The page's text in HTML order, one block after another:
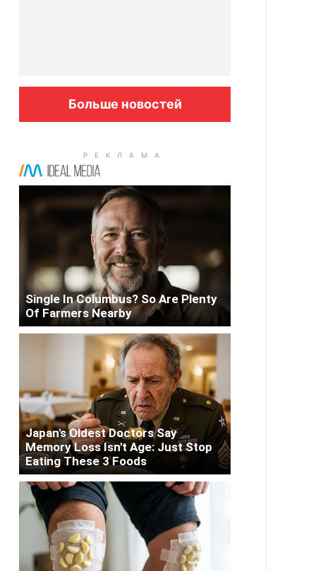
Больше новостей